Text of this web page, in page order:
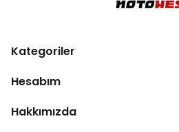
Kategoriler
Hesabım
Hakkımızda